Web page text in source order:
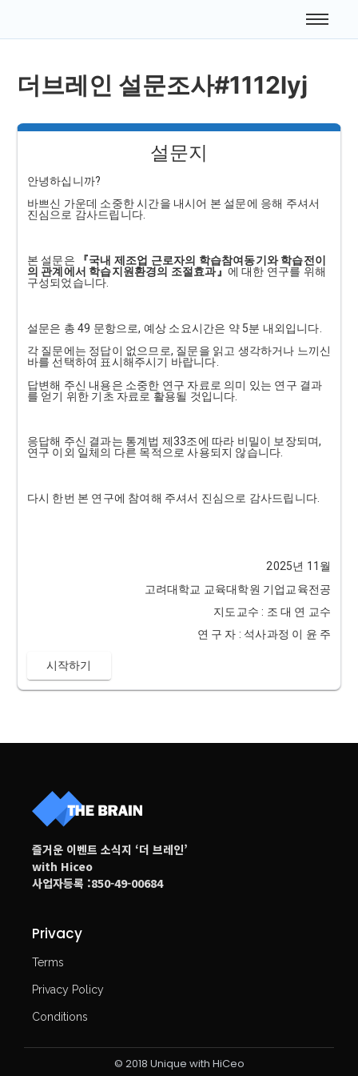
더브레인 설문조사#1112lyj
설문지
안녕하십니까?
바쁘신 가운데 소중한 시간을 내시어 본 설문에 응해 주셔서
진심으로 감사드립니다.
본 설문은
『국내 제조업 근로자의 학습참여동기와 학습전이
의 관계에서 학습지원환경의 조절효과』 에 대한 연구를 위해
구성되었습니다.
설문은 총 49 문항으로, 예상 소요시간은 약 5분 내외입니다.
각 질문에는 정답이 없으므로, 질문을 읽고 생각하거나 느끼신
바를 선택하여 표시해주시기 바랍니다.
답변해 주신 내용은 소중한 연구 자료로 의미 있는 연구 결과
를 얻기 위한 기초 자료로 활용될 것입니다.
응답해 주신 결과는 통계법 제33조에 따라 비밀이 보장되며,
연구 이외 일체의 다른 목적으로 사용되지 않습니다.
다시 한번 본 연구에 참여해 주셔서 진심으로 감사드립니다.
2025년 11월
고려대학교 교육대학원 기업교육전공
지도교수 : 조 대 연 교수
연 구 자 : 석사과정 이 윤 주
즐거운 이벤트 소식지 ‘더 브레인’
with Hiceo
사업자등록 :850-49-00684
Privacy
Terms
Privacy Policy
Conditions
© 2018 Unique with HiCeo